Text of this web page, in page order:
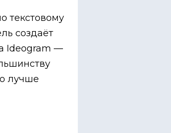
текстовому
создаёт
Ideogram —
лучше